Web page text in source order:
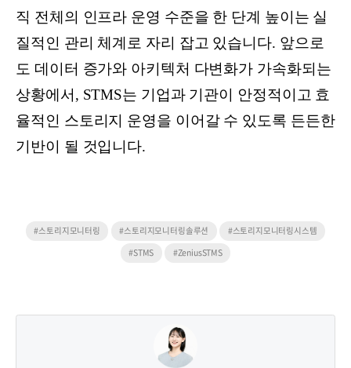
직 전체의 인프라 운영 수준을 한 단계 높이는 실
질적인 관리 체계로 자리 잡고 있습니다. 앞으로
도 데이터 증가와 아키텍처 다변화가 가속화되는
상황에서, STMS는 기업과 기관이 안정적이고 효
율적인 스토리지 운영을 이어갈 수 있도록 든든한
기반이 될 것입니다.
#스토리지모니터링 #스토리지모니터링솔루션
#스토리지모니터링시스템
#STMS
#ZeniusSTMS